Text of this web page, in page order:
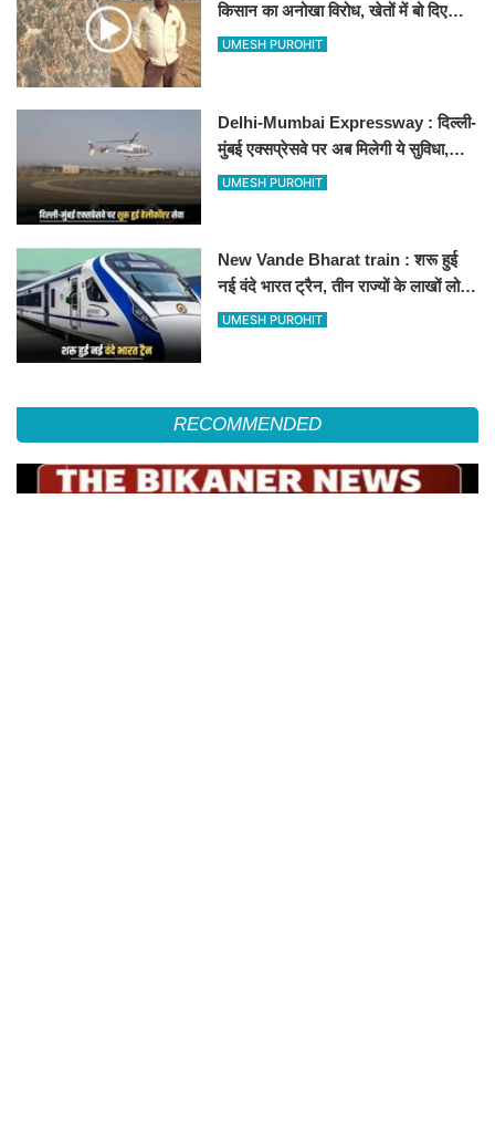
किसान का अनोखा विरोध, खेतों में बो दिए
500-500 रुपए के नोट, वीडियो वायरल
UMESH PUROHIT
Delhi-Mumbai Expressway : दिल्ली-
मुंबई एक्सप्रेसवे पर अब मिलेगी ये सुविधा,
हेलीकॉप्टर सर्विस से तुरंत घायल पहुंचेगा
UMESH PUROHIT
New Vande Bharat train : शरू हुई
नई वंदे भारत ट्रैन, तीन राज्यों के लाखों लोगों
का सफर होगा आसान, देखें पूरा रूटमैप
UMESH PUROHIT
RECOMMENDED